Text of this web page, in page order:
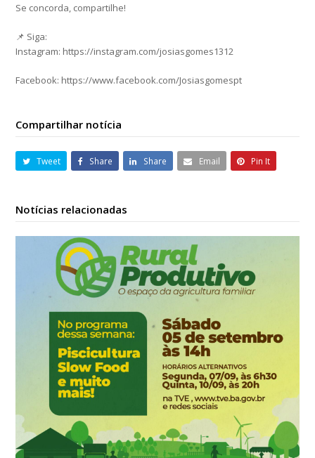
Se concorda, compartilhe!
📌 Siga:
Instagram: https://instagram.com/josiasgomes1312
Facebook: https://www.facebook.com/Josiasgomespt
Compartilhar notícia
Tweet Share Share Email Pin It
Notícias relacionadas